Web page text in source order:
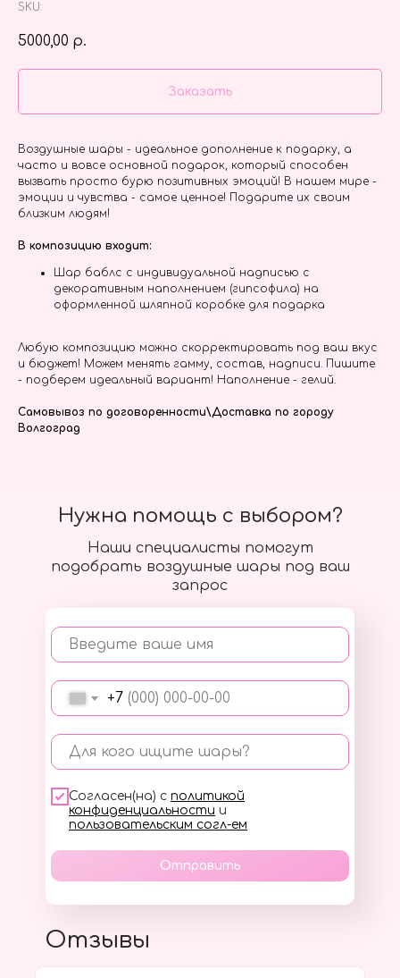
SKU:
5000,00 р.
Заказать
Воздушные шары - идеальное дополнение к подарку, а
часто и вовсе основной подарок, который способен
вызвать просто бурю позитивных эмоций! В нашем мире -
эмоции и чувства - самое ценное! Подарите их своим
близким людям!
В композицию входит:
Шар баблс с индивидуальной надписью с
декоративным наполнением (гипсофила) на
оформленной шляпной коробке для подарка
Любую композицию можно скорректировать под ваш вкус
и бюджет! Можем менять гамму, состав, надписи. Пишите
- подберем идеальный вариант! Наполнение - гелий.
Самовывоз по договоренности\Доставка по городу
Волгоград
Наши специалисты помогут
подобрать воздушные шары под ваш
запрос
Введите ваше имя
+7
Для кого ищите шары?
Согласен(на) с политикой
конфиденциальности и
пользовательским согл-ем
Отправить
Нужна помощь с выбором?
Отзывы